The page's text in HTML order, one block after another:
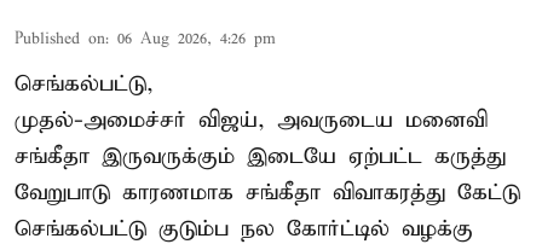
Published on: 06 Aug 2026, 4:26 pm
செங்கல்பட்டு,
முதல்-அமைச்சர் விஜய், அவருடைய மனைவி
சங்கீதா இருவருக்கும் இடையே ஏற்பட்ட கருத்து
வேறுபாடு காரணமாக சங்கீதா விவாகரத்து கேட்டு
செங்கல்பட்டு குடும்ப நல கோர்ட்டில் வழக்கு